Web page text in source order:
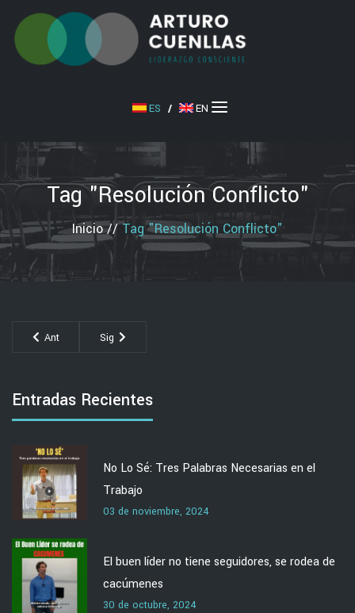
ES / EN
Tag "resolución Conflicto"
Inicio//Tag "resolución Conflicto"
Ant Sig
Entradas Recientes
No Lo Sé: Tres Palabras Necesarias en el
Trabajo
03 de noviembre, 2024
El buen líder no tiene seguidores, se rodea de
cacúmenes
30 de octubre, 2024